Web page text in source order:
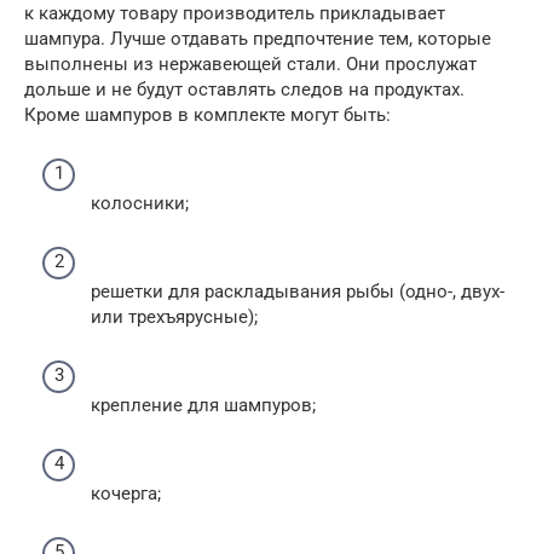
к каждому товару производитель прикладывает
шампура. Лучше отдавать предпочтение тем, которые
выполнены из нержавеющей стали. Они прослужат
дольше и не будут оставлять следов на продуктах.
Кроме шампуров в комплекте могут быть:
колосники;
решетки для раскладывания рыбы (одно-, двух-
или трехъярусные);
крепление для шампуров;
кочерга;